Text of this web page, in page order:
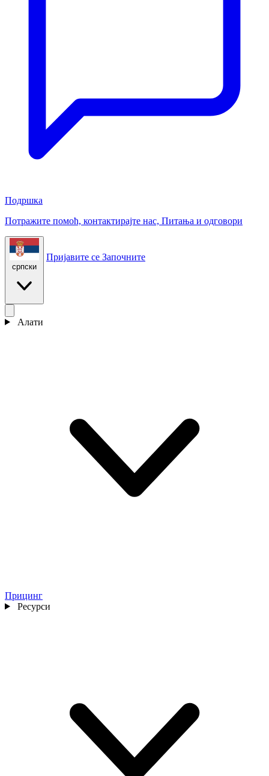
Подршка
Потражите помоћ, контактирајте нас, Питања и одговори
српски
Пријавите се Започните
Алати
Прицинг
Ресурси